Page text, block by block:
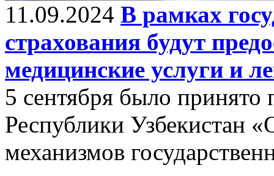
11.09.2024 В рамках
страхования будут
медицинские услуги и
5 сентября было принято
Республики Узбекистан
механизмов